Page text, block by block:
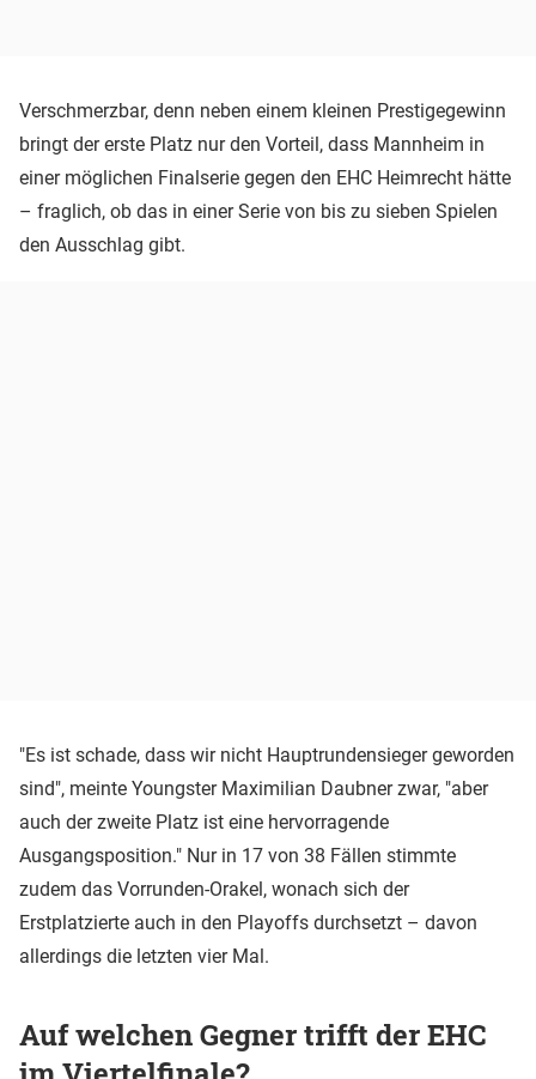
Verschmerzbar, denn neben einem kleinen Prestigegewinn
bringt der erste Platz nur den Vorteil, dass Mannheim in
einer möglichen Finalserie gegen den EHC Heimrecht hätte
– fraglich, ob das in einer Serie von bis zu sieben Spielen
den Ausschlag gibt.
"Es ist schade, dass wir nicht Hauptrundensieger geworden
sind", meinte Youngster Maximilian Daubner zwar, "aber
auch der zweite Platz ist eine hervorragende
Ausgangsposition." Nur in 17 von 38 Fällen stimmte
zudem das Vorrunden-Orakel, wonach sich der
Erstplatzierte auch in den Playoffs durchsetzt – davon
allerdings die letzten vier Mal.
Auf welchen Gegner trifft der EHC